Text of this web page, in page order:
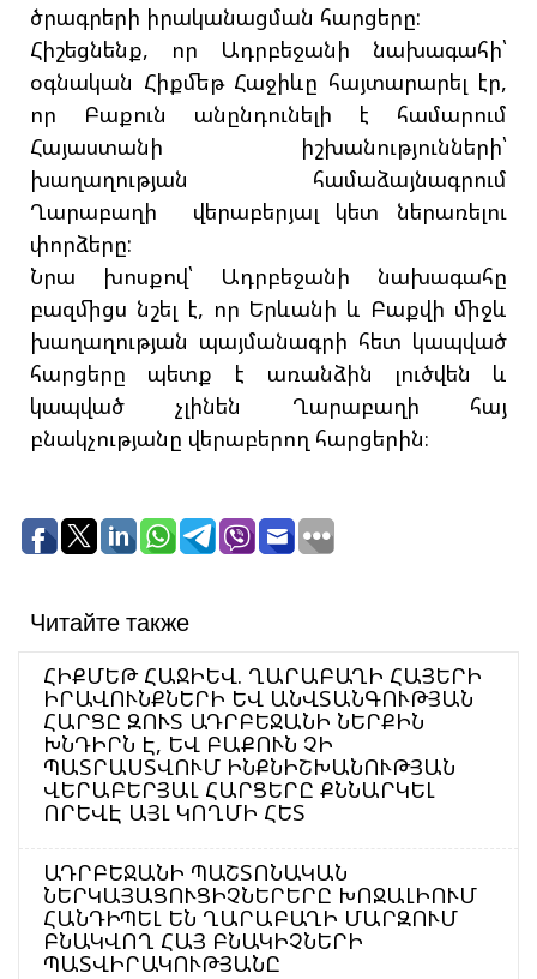
ծրագրերի իրականացման հարցերը:
Հիշեցնենք, որ Ադրբեջանի նախագահի՝
օգնական Հիքմեթ Հաջիևը հայտարարել էր,
որ Բաքուն անընդունելի է համարում
Հայաստանի իշխանությունների՝
խաղաղության համաձայնագրում
Ղարաբաղի վերաբերյալ կետ ներառելու
փորձերը:
Նրա խոսքով՝ Ադրբեջանի նախագահը
բազմիցս նշել է, որ Երևանի և Բաքվի միջև
խաղաղության պայմանագրի հետ կապված
հարցերը պետք է առանձին լուծվեն և
կապված չլինեն Ղարաբաղի հայ
բնակչությանը վերաբերող հարցերին։
Читайте также
ՀԻՔՄԵԹ ՀԱՋԻԵՎ. ՂԱՐԱԲԱՂԻ ՀԱՅԵՐԻ
ԻՐԱՎՈՒՆՔՆԵՐԻ ԵՎ ԱՆՎՏԱՆԳՈՒԹՅԱՆ
ՀԱՐՑԸ ԶՈՒՏ ԱԴՐԲԵՋԱՆԻ ՆԵՐՔԻՆ
ԽՆԴԻՐՆ Է, ԵՎ ԲԱՔՈՒՆ ՉԻ
ՊԱՏՐԱՍՏՎՈՒՄ ԻՆՔՆԻՇԽԱՆՈՒԹՅԱՆ
ՎԵՐԱԲԵՐՅԱԼ ՀԱՐՑԵՐԸ ՔՆՆԱՐԿԵԼ
ՈՐԵՎԷ ԱՅԼ ԿՈՂՄԻ ՀԵՏ
ԱԴՐԲԵՋԱՆԻ ՊԱՇՏՈՆԱԿԱՆ
ՆԵՐԿԱՅԱՑՈՒՑԻՉՆԵՐԵՐԸ ԽՈՋԱԼԻՈՒՄ
ՀԱՆԴԻՊԵԼ ԵՆ ՂԱՐԱԲԱՂԻ ՄԱՐԶՈՒՄ
ԲՆԱԿՎՈՂ ՀԱՅ ԲՆԱԿԻՉՆԵՐԻ
ՊԱՏՎԻՐԱԿՈՒԹՅԱՆԸ